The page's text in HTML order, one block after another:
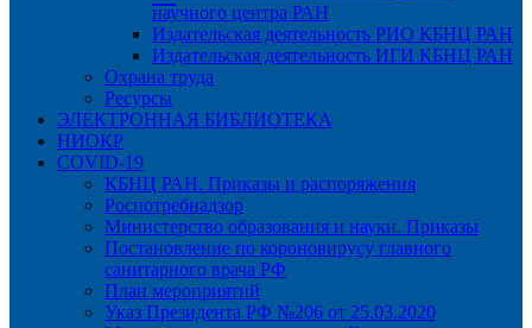
научного центра РАН
Издательская деятельность РИО КБНЦ РАН
Издательская деятельность ИГИ КБНЦ РАН
Охрана труда
Ресурсы
ЭЛЕКТРОННАЯ БИБЛИОТЕКА
НИОКР
COVID-19
КБНЦ РАН. Приказы и распоряжения
Роспотребнадзор
Министерство образования и науки. Приказы
Постановление по короновирусу главного
санитарного врача РФ
План мероприятий
Указ Президента РФ №206 от 25.03.2020